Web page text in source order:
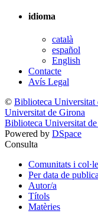
idioma
català
español
English
Contacte
Avís Legal
© Biblioteca Universitat
Universitat de Girona
Biblioteca Universitat
Powered by DSpace
Consulta
Comunitats i
Per data de
Autor/a
Títols
Matèries